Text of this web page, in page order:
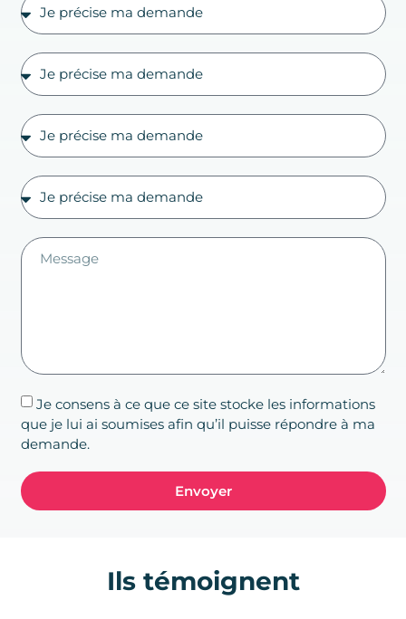
Je consens à ce que ce site stocke les informations
que je lui ai soumises afin qu’il puisse répondre à ma
demande.
Envoyer
Ils témoignent